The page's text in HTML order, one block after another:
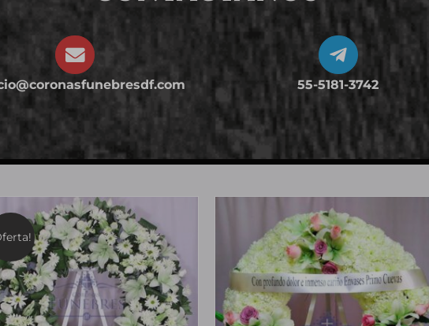
55-5181-3742